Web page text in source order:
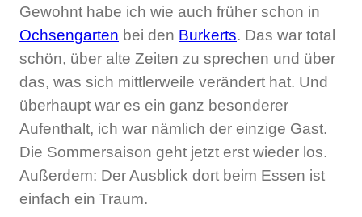
Gewohnt habe ich wie auch früher schon in
Ochsengarten bei den Burkerts. Das war total
schön, über alte Zeiten zu sprechen und über
das, was sich mittlerweile verändert hat. Und
überhaupt war es ein ganz besonderer
Aufenthalt, ich war nämlich der einzige Gast.
Die Sommersaison geht jetzt erst wieder los.
Außerdem: Der Ausblick dort beim Essen ist
einfach ein Traum.